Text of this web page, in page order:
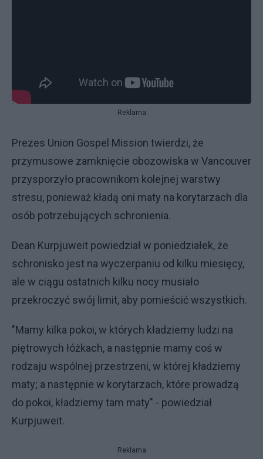
Reklama
Prezes Union Gospel Mission twierdzi, że
przymusowe zamknięcie obozowiska w Vancouver
przysporzyło pracownikom kolejnej warstwy
stresu, ponieważ kładą oni maty na korytarzach dla
osób potrzebujących schronienia.
Dean Kurpjuweit powiedział w poniedziałek, że
schronisko jest na wyczerpaniu od kilku miesięcy,
ale w ciągu ostatnich kilku nocy musiało
przekroczyć swój limit, aby pomieścić wszystkich.
"Mamy kilka pokoi, w których kładziemy ludzi na
piętrowych łóżkach, a następnie mamy coś w
rodzaju wspólnej przestrzeni, w której kładziemy
maty; a następnie w korytarzach, które prowadzą
do pokoi, kładziemy tam maty" - powiedział
Kurpjuweit.
Reklama